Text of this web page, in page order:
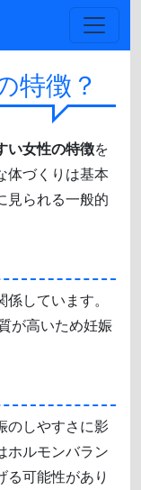
特徴？
い女性の特徴を
体づくりは基本
見られる一般的
しています。
が高いため妊娠
のしやすさに影
ホルモンバラン
る可能性があり